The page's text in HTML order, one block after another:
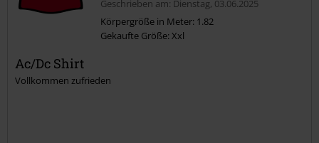
Kommentar jetzt abschicken!
Geschrieben am: Dienstag, 03.06.2025
Körpergröße in Meter: 1.82
Gekaufte Größe: Xxl
Ac/Dc Shirt
Vollkommen zufrieden